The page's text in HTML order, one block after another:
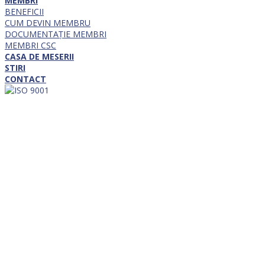
BENEFICII
CUM DEVIN MEMBRU
DOCUMENTAȚIE MEMBRI
MEMBRI CSC
CASA DE MESERII
STIRI
CONTACT